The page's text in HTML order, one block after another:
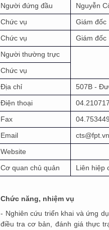
Người đứng đầu
Nguyễn
Chức vụ
Giám đốc
Chức vụ
Giám đốc
Người thường trực
Chức vụ
Địa chỉ
507B -
Điện thoại
Fax
Email
cts@fpt.vn
Website
Cơ quan chủ quản
Liên hiệp
Chức năng, nhiệm vụ
- Nghiên cứu triển khai và ứng
điều tra cơ bản, đánh giá thực